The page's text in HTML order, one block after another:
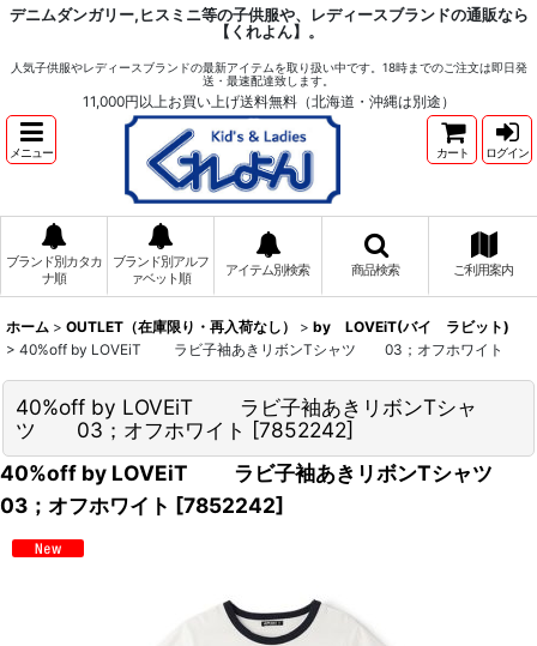
デニムダンガリー,ヒスミニ等の子供服や、レディースブランドの通販なら
【くれよん】。
人気子供服やレディースブランドの最新アイテムを取り扱い中です。18時までのご注文は即日発
送・最速配達致します。
11,000円以上お買い上げ送料無料（北海道・沖縄は別途）
メニュー カート ログイン
ブランド別カタカ
ナ順
ブランド別アルフ
ァベット順
アイテム別検索 商品検索 ご利用案内
ホーム > OUTLET（在庫限り・再入荷なし） > by LOVEiT(バイ ラビット)
> 40%off by LOVEiT ラビ子袖あきリボンTシャツ 03；オフホワイト
40%off by LOVEiT ラビ子袖あきリボンTシャ
ツ 03；オフホワイト [7852242]
40%off by LOVEiT ラビ子袖あきリボンTシャツ
03；オフホワイト [7852242]